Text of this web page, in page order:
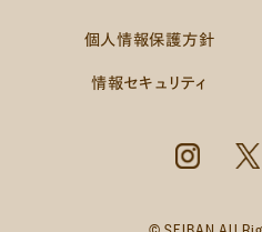
個人情報保護方針
情報セキュリティ